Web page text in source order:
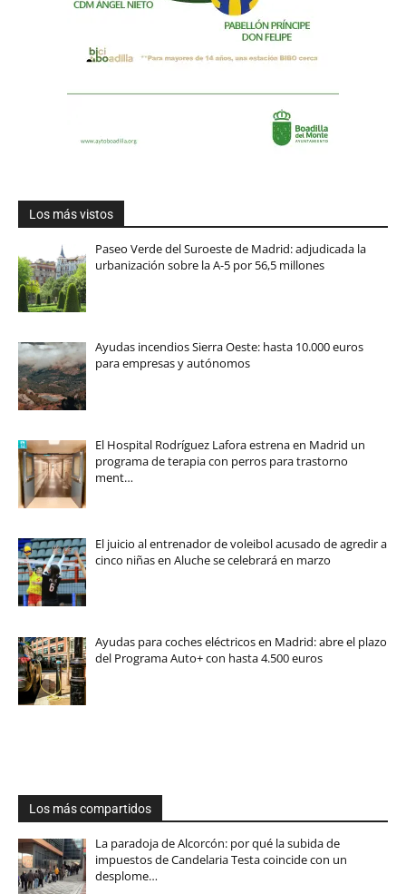
Los más vistos
Paseo Verde del Suroeste de Madrid: adjudicada la
urbanización sobre la A-5 por 56,5 millones
Ayudas incendios Sierra Oeste: hasta 10.000 euros
para empresas y autónomos
El Hospital Rodríguez Lafora estrena en Madrid un
programa de terapia con perros para trastorno
ment…
El juicio al entrenador de voleibol acusado de agredir a
cinco niñas en Aluche se celebrará en marzo
Ayudas para coches eléctricos en Madrid: abre el plazo
del Programa Auto+ con hasta 4.500 euros
Los más compartidos
La paradoja de Alcorcón: por qué la subida de
impuestos de Candelaria Testa coincide con un
desplome…